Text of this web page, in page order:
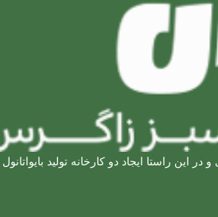
راستا ایجاد دو کارخانه تولید